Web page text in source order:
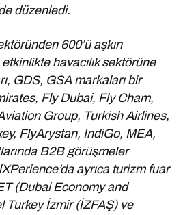
düzenledi.
600’ü aşkın
havacılık sektörüne
GDS, GSA markaları bir
Fly Dubai, Fly Cham,
Group, Turkish Airlines,
FlyArystan, IndiGo, MEA,
B2B görüşmeler
ayrıca turizm fuar
(Dubai Economy and
Turkey İzmir (İZFAŞ) ve